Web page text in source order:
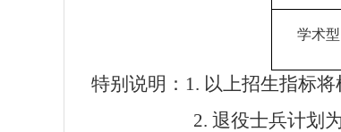
学术型
特别说明： 1. 以上招生指标将
2. 退役士兵计划